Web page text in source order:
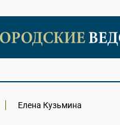
Елена Кузьмина